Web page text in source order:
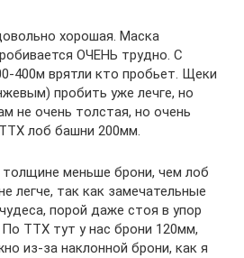
хорошая. Маска
ОЧЕНЬ трудно. С
400м врятли кто пробьет. Щеки
пробить уже лечге, но
не очень толстая, но очень
лоб башни 200мм.
меньше брони, чем лоб
легче, так как замечательные
порой даже стоя в упор
ТТХ тут у нас брони 120мм,
из-за наклонной брони, как я